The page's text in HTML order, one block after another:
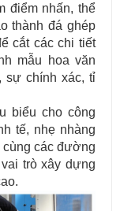
điểm nhấn, thể
thành đá ghép
cắt các chi tiết
mẫu hoa văn
sự chính xác, tỉ
biểu cho công
tế, nhẹ nhàng
cùng các đường
trò xây dựng